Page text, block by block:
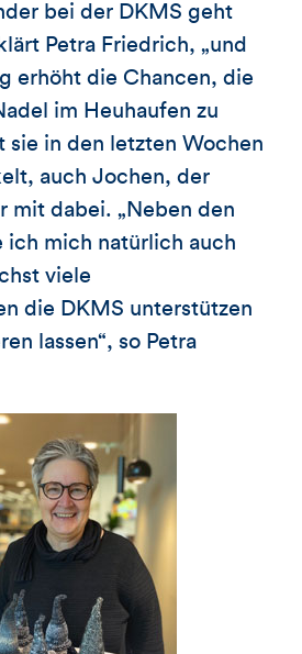
bei der DKMS geht
Petra Friedrich, „und
erhöht die Chancen, die
im Heuhaufen zu
sie in den letzten Wochen
auch Jochen, der
mit dabei. „Neben den
ich mich natürlich auch
viele
die DKMS unterstützen
lassen“, so Petra